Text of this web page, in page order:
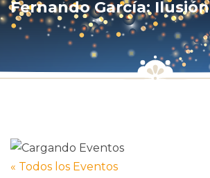
Fernando García: Ilusión
« Todos los Eventos